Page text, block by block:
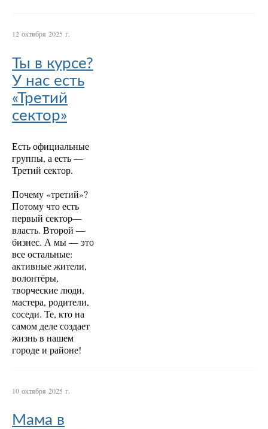
12 октября 2025 г.
Ты в курсе?
У нас есть
«Третий
сектор»
Есть официальные
группы, а есть —
Третий сектор.
Почему «третий»?
Потому что есть
первый сектор—
власть. Второй —
бизнес. А мы — это
все остальные:
активные жители,
волонтёры,
творческие люди,
мастера, родители,
соседи. Те, кто на
самом деле создает
жизнь в нашем
городе и районе!
10 октября 2025 г.
Мама в